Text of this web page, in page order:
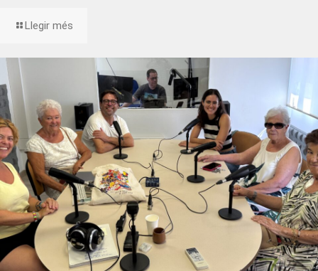
Llegir més